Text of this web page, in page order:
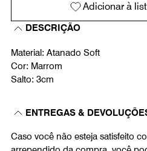
Adicionar à
DESCRIÇÃO
Material: Atanado Soft
Cor: Marrom
Salto: 3cm
ENTREGAS &
Caso você não esteja satisfeito